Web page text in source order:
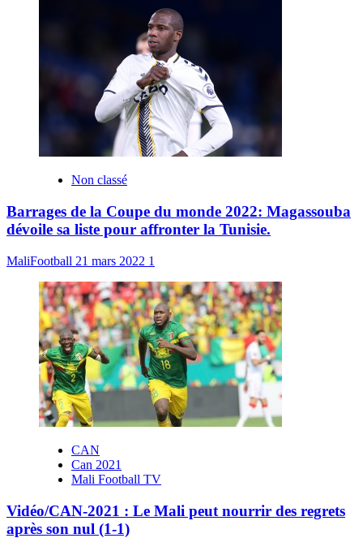
Non classé
Barrages de la Coupe du monde 2022: Magassouba
dévoile sa liste pour affronter la Tunisie.
MaliFootball 21 mars 2022 1
CAN
Can 2021
Mali Football TV
Vidéo/CAN-2021 : Le Mali peut nourrir des regrets
après son nul (1-1)